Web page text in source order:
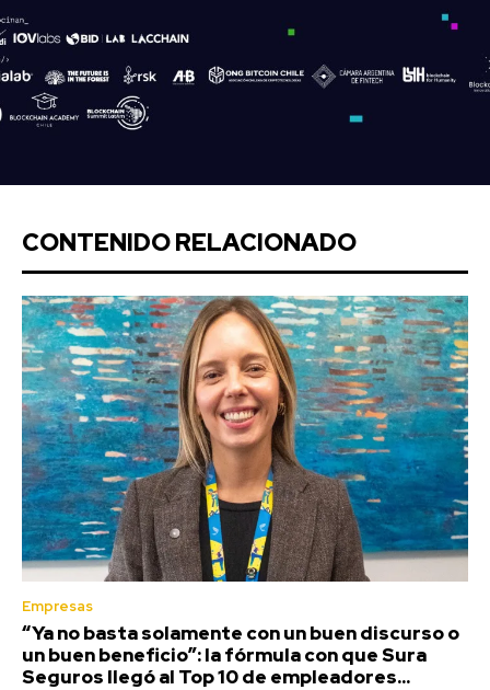
CONTENIDO RELACIONADO
Empresas
“Ya no basta solamente con un buen discurso o
un buen beneficio”: la fórmula con que Sura
Seguros llegó al Top 10 de empleadores...